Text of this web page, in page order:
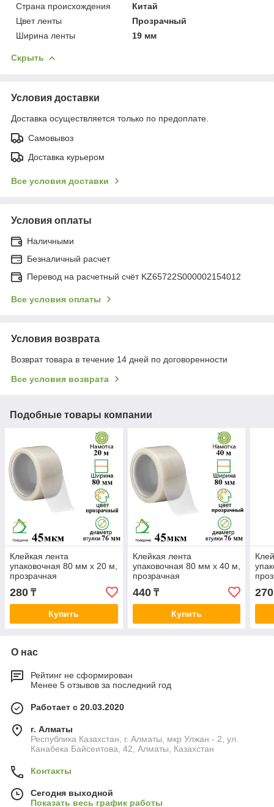
Страна происхождения
Китай
Цвет ленты
Прозрачный
Ширина ленты
19 мм
Скрыть
Условия доставки
Доставка осуществляется только по предоплате.
Самовывоз
Доставка курьером
Все условия доставки
Условия оплаты
Наличными
Безналичный расчет
Перевод на расчетный счёт KZ65722S000002154012
Все условия оплаты
Условия возврата
Возврат товара в течение 14 дней по договоренности
Все условия возврата
Подобные товары компании
Клейкая лента
упаковочная 80 мм х 20 м,
прозрачная
280 ₸
Купить
Клейкая лента
упаковочная 80 мм х 40 м,
прозрачная
440₸
Купить
270
О нас
Рейтинг не сформирован
Менее 5 отзывов за последний год
Работает с 20.03.2020
г. Алматы
Республика Казахстан, г. Алматы, мкр Улжан - 2, ул.
Канабека Байсеитова, 42, Алматы, Казахстан
Контакты
Сегодня выходной
Показать весь график работы